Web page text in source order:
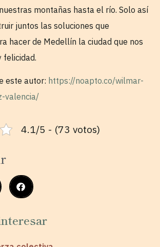
montañas hasta el río. Solo así
juntos las soluciones que
hacer de Medellín la ciudad que nos
felicidad.
este autor: https://noapto.co/wilmar-
valencia/
4.1/5 - (73 votos)